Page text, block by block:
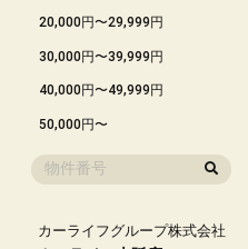
20,000円〜29,999円
30,000円〜39,999円
40,000円〜49,999円
50,000円〜
カーライフグループ株式会社